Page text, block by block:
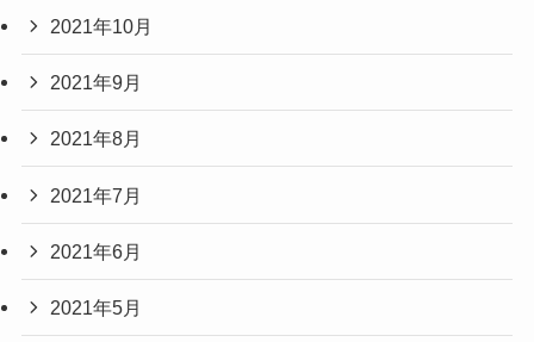
2021年10月
2021年9月
2021年8月
2021年7月
2021年6月
2021年5月